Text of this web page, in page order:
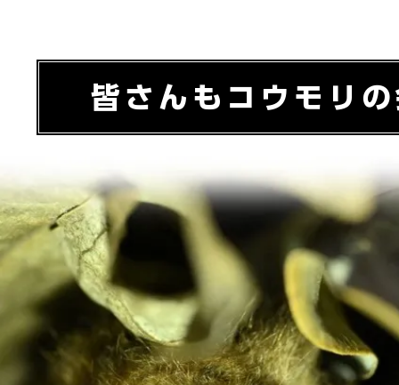
皆さんもコウモリ